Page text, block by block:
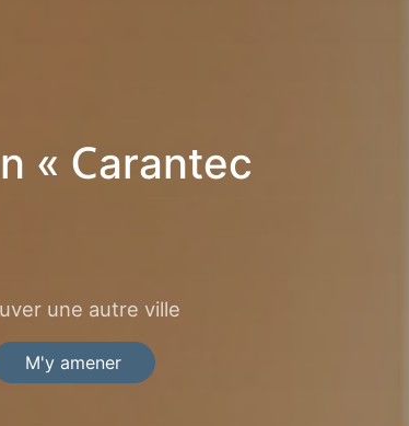
« Carantec
une autre ville
M'y amener